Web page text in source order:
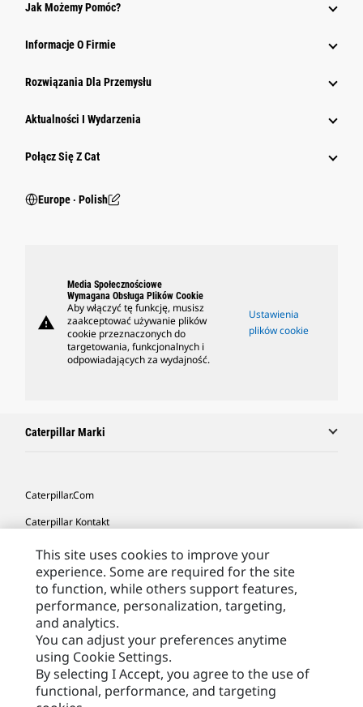
Jak Możemy Pomóc?
Informacje O Firmie
Rozwiązania Dla Przemysłu
Aktualności I Wydarzenia
Połącz Się Z Cat
Europe ‧ Polish
warning
Media Społecznościowe
Wymagana Obsługa Plików Cookie
Aby włączyć tę funkcję, musisz
zaakceptować używanie plików
cookie przeznaczonych do
targetowania, funkcjonalnych i
odpowiadających za wydajność.
Ustawienia
plików cookie
Caterpillar Marki
Caterpillar.com
Caterpillar Kontakt
Caterpillar Kontakt
Moje Preferencje Marketingowe
Site Map
Cookie Settings
Legal
Privacy
This site uses cookies to improve your
experience. Some are required for the site
to function, while others support features,
performance, personalization, targeting,
and analytics.
You can adjust your preferences anytime
using Cookie Settings.
By selecting I Accept, you agree to the use of
functional, performance, and targeting